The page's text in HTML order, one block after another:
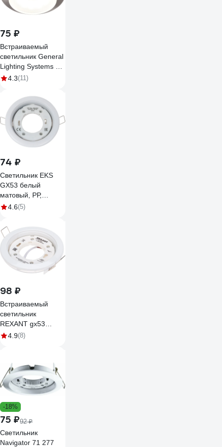
75 ₽
Встраиваемый
светильник General
Lighting Systems с
термокольцом
сатин-никель, IP20,
2шт GCL-2GX53-
H18-SN 689150
4.3(11)
74 ₽
Светильник EKS
GX53 белый
матовый, PР,
0У-00001188
4.6(5)
98 ₽
Встраиваемый
светильник
REXANT gx53
series, h4-pro,
4.9(8)
-18%
75 ₽92 ₽
Светильник
Navigator 71 277